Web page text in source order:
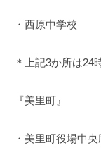
・西原中学校
＊上記3か所は24
『美里町』
・美里町役場中央